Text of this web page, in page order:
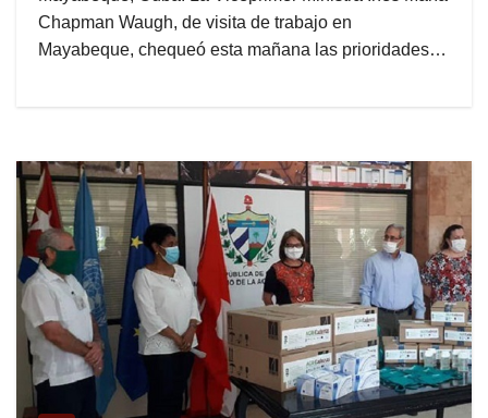
Chapman Waugh, de visita de trabajo en
Mayabeque, chequeó esta mañana las prioridades…